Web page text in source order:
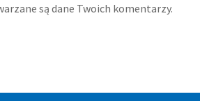
są dane Twoich komentarzy.